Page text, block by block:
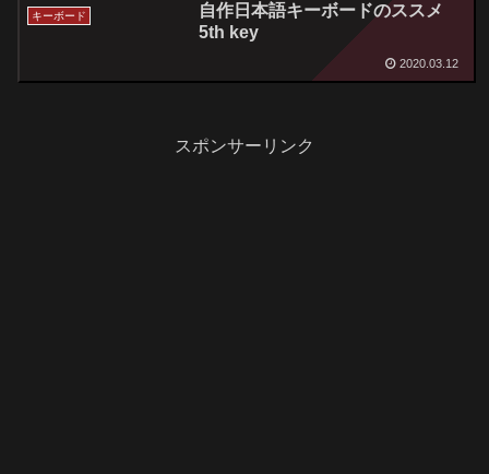
キーボード
自作日本語キーボードのススメ
5th key
2020.03.12
スポンサーリンク